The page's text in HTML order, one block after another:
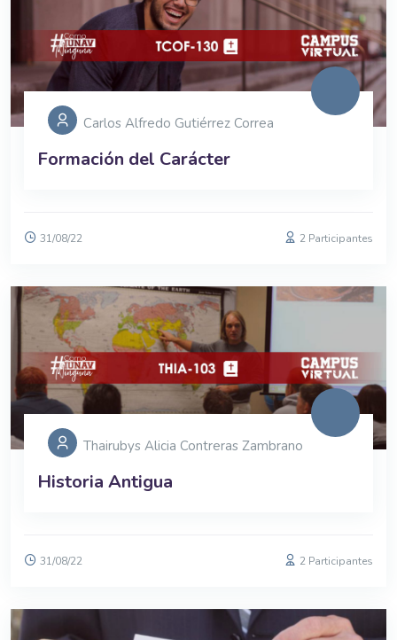
Carlos Alfredo Gutiérrez Correa
Formación del Carácter
31/08/22 2 Participantes
Thairubys Alicia Contreras Zambrano
Historia Antigua
31/08/22 2 Participantes